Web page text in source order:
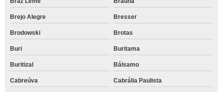
Brejo Alegre Bresser
Brodowski Brotas
Buri Buritama
Buritizal Bálsamo
Cabreúva Cabrália Paulista